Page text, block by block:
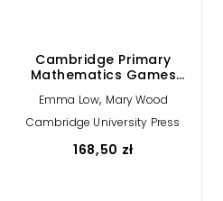
Cambridge Primary
Mathematics Games
Emma Low, Mary Wood
Cambridge University Press
168,50 zł